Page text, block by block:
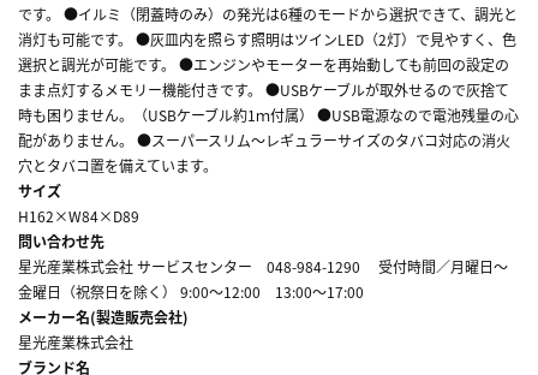
です。 ●イルミ（閉蓋時のみ）の発光は6種のモードから選択できて、調光と
消灯も可能です。 ●灰皿内を照らす照明はツインLED（2灯）で見やすく、色
選択と調光が可能です。 ●エンジンやモーターを再始動しても前回の設定の
まま点灯するメモリー機能付きです。 ●USBケーブルが取外せるので灰捨て
時も困りません。（USBケーブル約1ｍ付属） ●USB電源なので電池残量の心
配がありません。 ●スーパースリム～レギュラーサイズのタバコ対応の消火
穴とタバコ置を備えています。
サイズ
H162×W84×D89
問い合わせ先
星光産業株式会社 サービスセンター 048-984-1290 受付時間／月曜日～
金曜日（祝祭日を除く） 9:00～12:00 13:00～17:00
メーカー名(製造販売会社)
星光産業株式会社
ブランド名